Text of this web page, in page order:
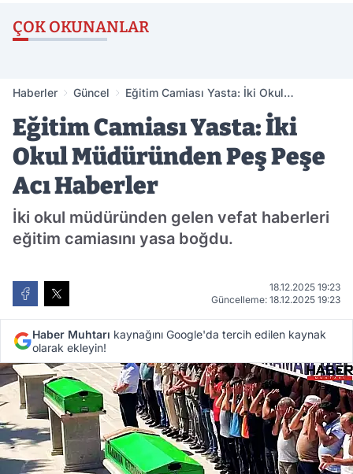
ÇOK OKUNANLAR
Haberler Güncel
Eğitim Camiası Yasta: İki Okul
Eğitim Camiası Yasta: İki
Okul Müdüründen Peş Peşe
Acı Haberler
İki okul müdüründen gelen vefat haberleri
eğitim camiasını yasa boğdu.
18.12.2025 19:23
Güncelleme: 18.12.2025 19:23
Haber Muhtarı kaynağını Google'da tercih edilen kaynak
olarak ekleyin!